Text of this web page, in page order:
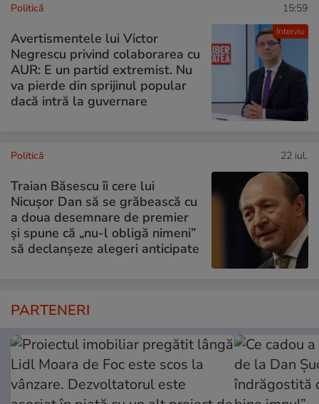
Interviu
Politică 15:59
Avertismentele lui Victor
Negrescu privind colaborarea cu
AUR: E un partid extremist. Nu
va pierde din sprijinul popular
dacă intră la guvernare
Politică 22 iul.
Traian Băsescu îi cere lui
Nicușor Dan să se grăbească cu
a doua desemnare de premier
și spune că „nu-l obligă nimeni”
să declanșeze alegeri anticipate
PARTENERI